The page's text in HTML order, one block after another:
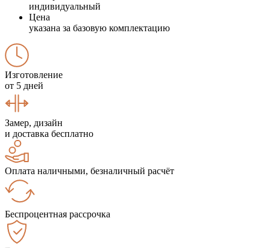
индивидуальный
Цена
указана за базовую комплектацию
Изготовление
от 5 дней
Замер, дизайн
и доставка бесплатно
Оплата наличными, безналичный расчёт
Беспроцентная рассрочка